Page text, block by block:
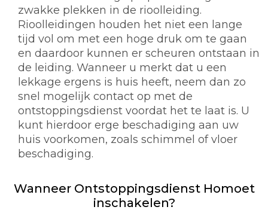
zwakke plekken in de rioolleiding.
Rioolleidingen houden het niet een lange
tijd vol om met een hoge druk om te gaan
en daardoor kunnen er scheuren ontstaan in
de leiding. Wanneer u merkt dat u een
lekkage ergens is huis heeft, neem dan zo
snel mogelijk contact op met de
ontstoppingsdienst voordat het te laat is. U
kunt hierdoor erge beschadiging aan uw
huis voorkomen, zoals schimmel of vloer
beschadiging.
Wanneer Ontstoppingsdienst Homoet
inschakelen?